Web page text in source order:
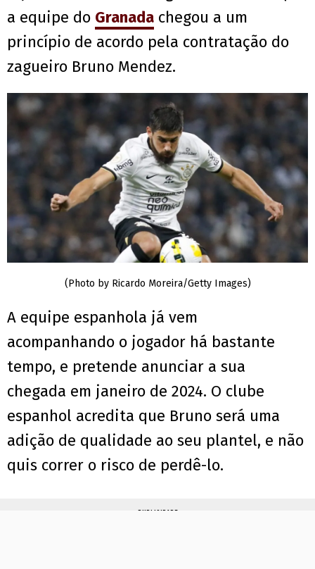
a equipe do Granada chegou a um
princípio de acordo pela contratação do
zagueiro Bruno Mendez.
(Photo by Ricardo Moreira/Getty Images)
A equipe espanhola já vem
acompanhando o jogador há bastante
tempo, e pretende anunciar a sua
chegada em janeiro de 2024. O clube
espanhol acredita que Bruno será uma
adição de qualidade ao seu plantel, e não
quis correr o risco de perdê-lo.
PUBLICIDADE